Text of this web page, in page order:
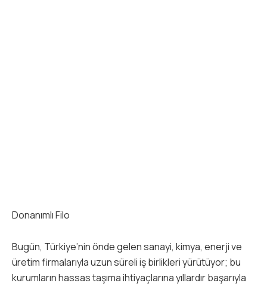
Donanımlı Filo
Bugün, Türkiye’nin önde gelen sanayi, kimya, enerji ve
üretim firmalarıyla uzun süreli iş birlikleri yürütüyor; bu
kurumların hassas taşıma ihtiyaçlarına yıllardır başarıyla